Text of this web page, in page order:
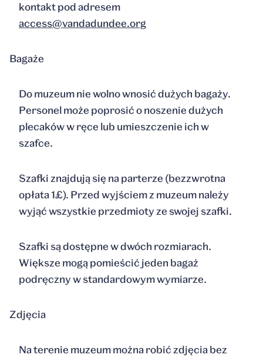
kontakt pod adresem
access@vandadundee.org
Bagaże
Do muzeum nie wolno wnosić dużych bagaży.
Personel może poprosić o noszenie dużych
plecaków w ręce lub umieszczenie ich w
szafce.
Szafki znajdują się na parterze (bezzwrotna
opłata 1£). Przed wyjściem z muzeum należy
wyjąć wszystkie przedmioty ze swojej szafki.
Szafki są dostępne w dwóch rozmiarach.
Większe mogą pomieścić jeden bagaż
podręczny w standardowym wymiarze.
Zdjęcia
Na terenie muzeum można robić zdjęcia bez